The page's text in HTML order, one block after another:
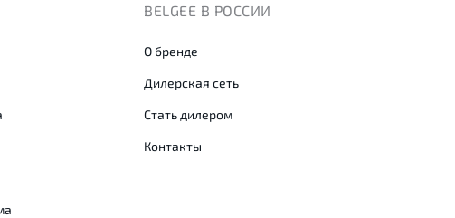
BELGEE В РОССИИ
О бренде
Дилерская сеть
Стать дилером
Контакты